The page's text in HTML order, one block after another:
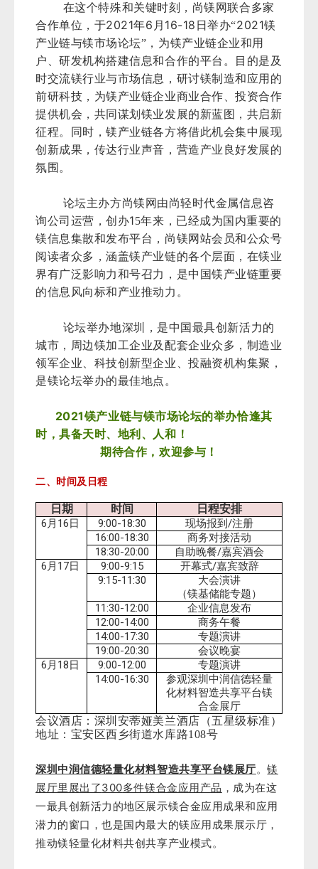
在这个特殊和关键时刻，尚镁网联合多家
合作单位，于2021年6 月 16-18 日举办“2021镁
产业链与镁市场论坛”，为镁产业链企业和用
户、研发机构搭建信息和合作的平台。目的是及
时交流镁行业与市场信息，研讨镁制造和应用的
前研科技，为镁产业链企业商业合作、投资合作
提供机会，共同谋划镁业发展的新蓝图，共启新
征程。同时，镁产业链各方将借此机会集中展现
创新成果，传达行业声音，营造产业良好发展的
氛围。
论坛主办方尚镁网由尚轻时代金属信息咨
询公司运营，创办15年来，已经成为国内重要的
镁信息集散和发布平台，尚镁网站会员和公众号
阅读者众多，涵盖镁产业链的各个层面，在镁业
界有广泛影响力和号召力，是中国镁产业链重要
的信息风向标和产业推动力。
论坛举办地深圳，是中国最具创新活力的
城市，周边镁加工企业及配套企业众多，制造业
领军企业、科技创新型企业、投融资机构集聚，
是镁论坛举办的最佳地点。
2021镁产业链与镁市场论坛的举办恰逢其
时，具备天时、地利、人和！
期待合作，欢迎参与！
二、时间及日程
日期 时间 日程安排
6 月 16 日 9:00-18:30 现场报到 /注册
16:00-18:30 商务对接活动
18:30-20:00 自助晚餐/嘉宾酒会
6 月 17日 9:00-9:15 开幕式/嘉宾致辞
9:15-11:30
大会演讲
（镁基储能专题）
11:30-12:00 企业信息发布
12:00-14:00 商务午餐
14:00-17:30 专题演讲
19:00-20:30 会议晚宴
6 月 18 日 9:00-12:00 专题演讲
14:00-16:30
参观深圳中润信德轻量
化材料智造共享平台镁
合金展厅
会议酒店：深圳安蒂娅美兰酒店（五星级标准）
地址：宝安区西乡街道水库路108号
深圳中润信德轻量化材料智造共享平台镁展厅。镁
展厅里展出了300多件镁合金应用产品 ，成为在这
一最具创新活力的地区展示镁合金应用成果和应用
潜力的窗口，也是国内最大的镁应用成果展示厅，
推动镁轻量化材料共创共享产业模式。